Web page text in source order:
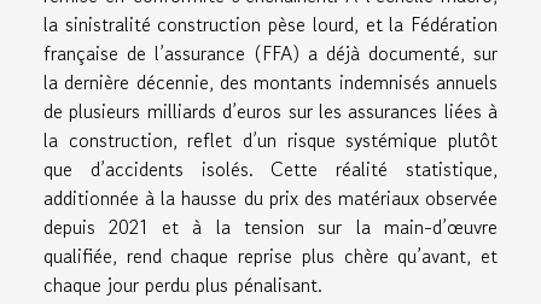
la sinistralité construction pèse lourd, et la Fédération
française de l’assurance (FFA) a déjà documenté, sur
la dernière décennie, des montants indemnisés annuels
de plusieurs milliards d’euros sur les assurances liées à
la construction, reflet d’un risque systémique plutôt
que d’accidents isolés. Cette réalité statistique,
additionnée à la hausse du prix des matériaux observée
depuis 2021 et à la tension sur la main-d’œuvre
qualifiée, rend chaque reprise plus chère qu’avant, et
chaque jour perdu plus pénalisant.